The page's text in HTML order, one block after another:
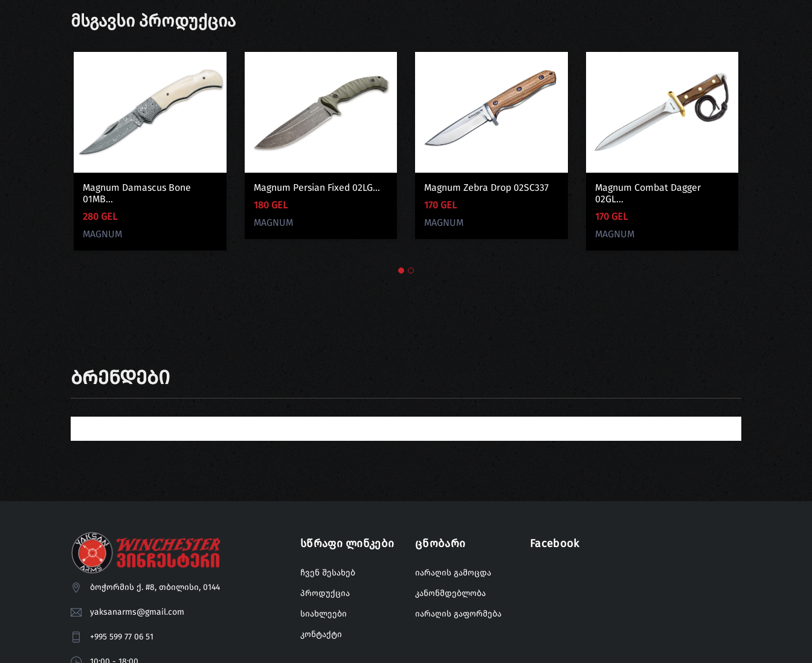
Მსგავსი Პროდუქცია
Magnum Damascus Bone
01MB...
280 GEL
MAGNUM
Magnum Persian Fixed 02LG...
180 GEL
MAGNUM
Magnum Zebra Drop 02SC337
170 GEL
MAGNUM
Magnum Combat Dagger
02GL...
170 GEL
MAGNUM
Ბრენდები
ბოჭორმის ქ. #8, თბილისი, 0144
yaksanarms@gmail.com
+995 599 77 06 51
Სწრაფი Ლინკები
ჩვენ შესახებ
პროდუქცია
სიახლეები
კონტაქტი
Ცნობარი
იარაღის გამოცდა
კანონმდებლობა
იარაღის გაფორმება
Facebook